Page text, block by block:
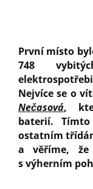
První místo
748
Nejvíce se o
Nečasová,
baterií.
ostatním
a věříme,
s výherním